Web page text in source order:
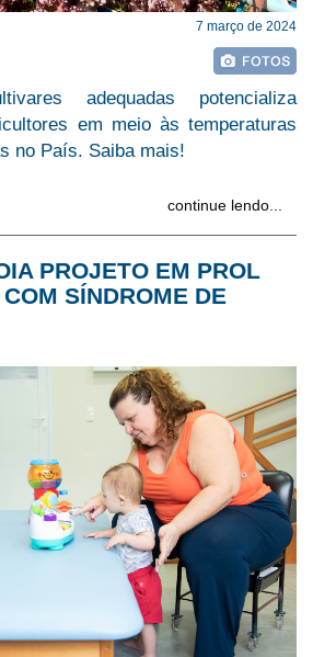
7 março de 2024
adequadas potencializa
em meio às temperaturas
no País. Saiba mais!
continue lendo...
PROJETO EM PROL
SÍNDROME DE